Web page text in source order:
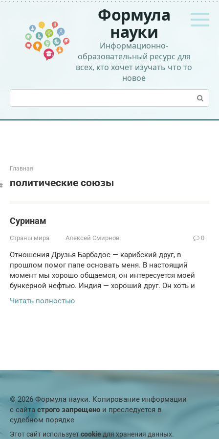
Перейти
контенту
Формула
науки
Информационно-
образовательный ресурс для
всех, кто хочет изучать что то
новое
Поиск:
Главная
политические союзы
Суринам
Страны мира Алексей Смирнов 0
Отношения Друзья Барбадос — карибский друг, в
прошлом помог папе основать меня. В настоящий
момент мы хорошо общаемся, он интересуется моей
бункерной нефтью. Индия — хороший друг. Он хоть и
Читать полностью
© 2026 Формула науки. Копирование информации
с сайта строго запрещено и преследуется в
судебном порядке
Этот сайт используетcookieдля хранения данных.